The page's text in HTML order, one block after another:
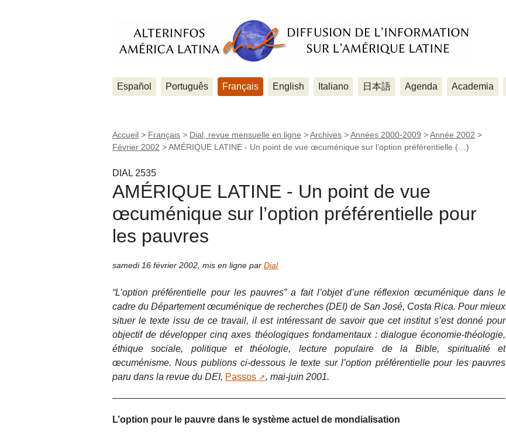
Español Português Français English Italiano 日本語 Agenda Academia
Accueil > Français > Dial, revue mensuelle en ligne >Archives >Années 2000-2009 >Année 2002 >
Février 2002 >AMÉRIQUE LATINE - Un point de vue œcuménique sur l’option préférentielle (…)
DIAL 2535
AMÉRIQUE LATINE - Un point de vue
œcuménique sur l’option préférentielle pour
les pauvres
samedi 16 février 2002 mis en ligne par Dial
“L’option préférentielle pour les pauvres” a fait l’objet d’une réflexion œcuménique dans le
cadre du Département œcuménique de recherches (DEI) de San José, Costa Rica. Pour mieux
situer le texte issu de ce travail, il est intéressant de savoir que cet institut s’est donné pour
objectif de développer cinq axes théologiques fondamentaux : dialogue économie-théologie,
éthique sociale, politique et théologie, lecture populaire de la Bible, spiritualité et
œcuménisme. Nous publions ci-dessous le texte sur l’option préférentielle pour les pauvres
paru dans la revue du DEI, Passos , mai-juin 2001.
L’option pour le pauvre dans le système actuel de mondialisation